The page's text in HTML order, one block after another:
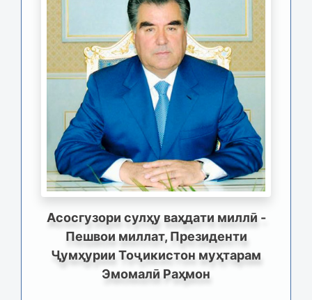
Асосгузори сулҳу ваҳдати миллӣ -
Пешвои миллат, Президенти
Ҷумҳурии Тоҷикистон муҳтарам
Эмомалӣ Раҳмон